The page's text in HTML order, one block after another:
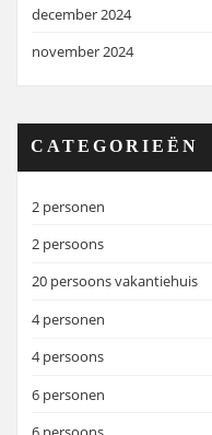
december 2024
november 2024
CATEGORIEËN
2 personen
2 persoons
20 persoons vakantiehuis
4 personen
4 persoons
6 personen